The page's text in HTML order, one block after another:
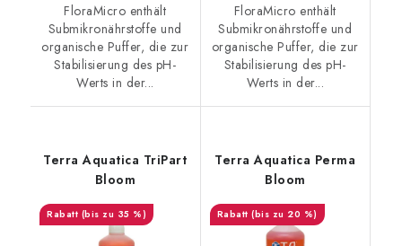
FloraMicro enthält
Submikronährstoffe und
organische Puffer, die zur
Stabilisierung des pH-
Werts in der...
FloraMicro enthält
Submikronährstoffe und
organische Puffer, die zur
Stabilisierung des pH-
Werts in der...
Terra Aquatica TriPart
Bloom
(bis zu 35 %)
Terra Aquatica Perma
Bloom
(bis zu 20 %)